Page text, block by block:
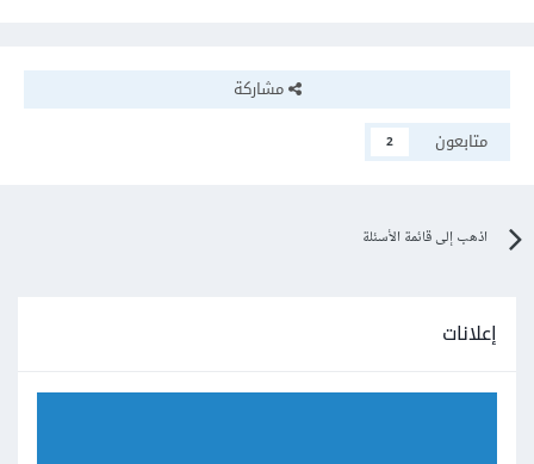
مشاركة
متابعون
2
اذهب إلى قائمة الأسئلة
إعلانات